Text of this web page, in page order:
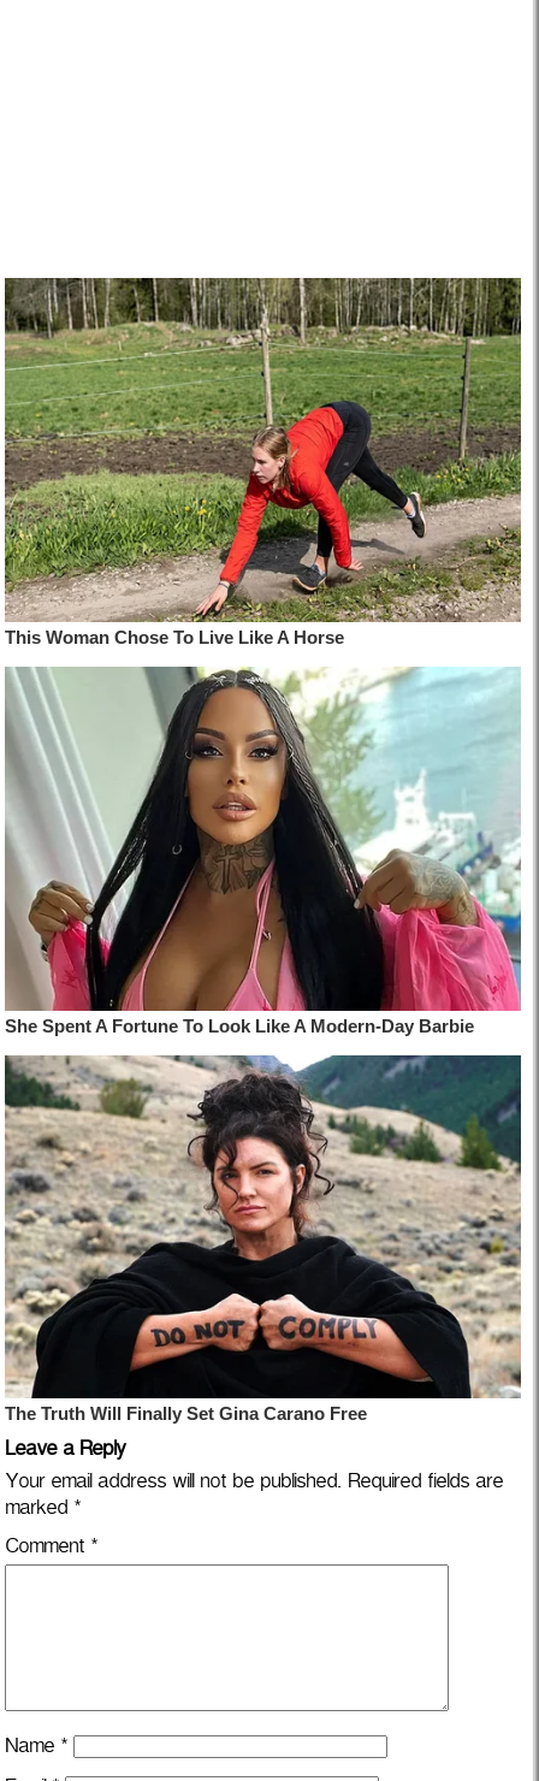
Leave a Reply
Your email address will not be published. Required fields are
marked *
Comment *
Name *